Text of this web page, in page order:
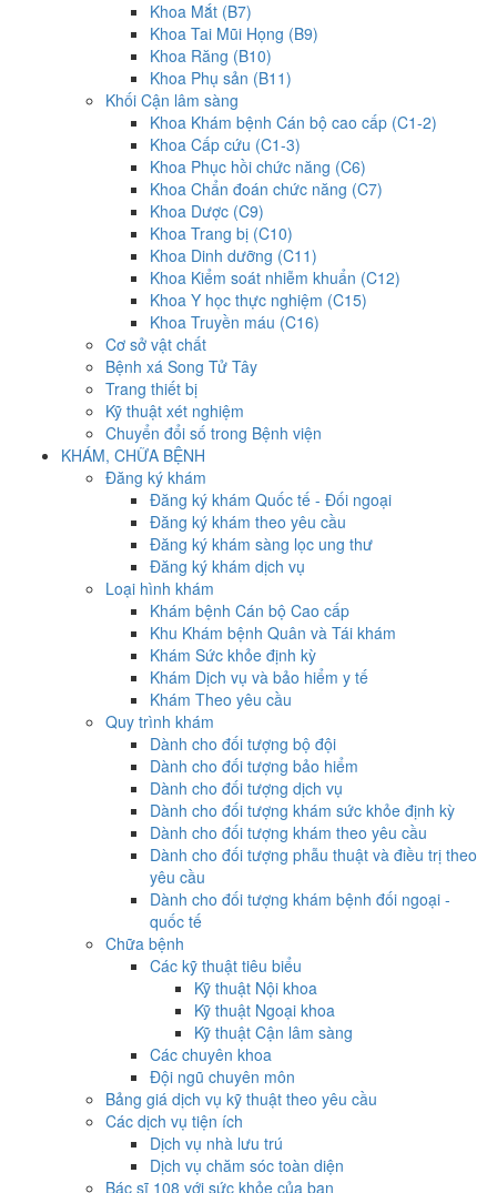
Khoa Mắt (B7)
Khoa Tai Mũi Họng (B9)
Khoa Răng (B10)
Khoa Phụ sản (B11)
Khối Cận lâm sàng
Khoa Khám bệnh Cán bộ cao cấp (C1-2)
Khoa Cấp cứu (C1-3)
Khoa Phục hồi chức năng (C6)
Khoa Chẩn đoán chức năng (C7)
Khoa Dược (C9)
Khoa Trang bị (C10)
Khoa Dinh dưỡng (C11)
Khoa Kiểm soát nhiễm khuẩn (C12)
Khoa Y học thực nghiệm (C15)
Khoa Truyền máu (C16)
Cơ sở vật chất
Bệnh xá Song Tử Tây
Trang thiết bị
Kỹ thuật xét nghiệm
Chuyển đổi số trong Bệnh viện
KHÁM, CHỮA BỆNH
Đăng ký khám
Đăng ký khám Quốc tế - Đối ngoại
Đăng ký khám theo yêu cầu
Đăng ký khám sàng lọc ung thư
Đăng ký khám dịch vụ
Loại hình khám
Khám bệnh Cán bộ Cao cấp
Khu Khám bệnh Quân và Tái khám
Khám Sức khỏe định kỳ
Khám Dịch vụ và bảo hiểm y tế
Khám Theo yêu cầu
Quy trình khám
Dành cho đối tượng bộ đội
Dành cho đối tượng bảo hiểm
Dành cho đối tượng dịch vụ
Dành cho đối tượng khám sức khỏe định kỳ
Dành cho đối tượng khám theo yêu cầu
Dành cho đối tượng phẫu thuật và điều trị theo
yêu cầu
Dành cho đối tượng khám bệnh đối ngoại -
quốc tế
Chữa bệnh
Các kỹ thuật tiêu biểu
Kỹ thuật Nội khoa
Kỹ thuật Ngoại khoa
Kỹ thuật Cận lâm sàng
Các chuyên khoa
Đội ngũ chuyên môn
Bảng giá dịch vụ kỹ thuật theo yêu cầu
Các dịch vụ tiện ích
Dịch vụ nhà lưu trú
Dịch vụ chăm sóc toàn diện
Bác sĩ 108 với sức khỏe của bạn